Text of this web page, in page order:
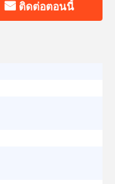
ติดต่อตอนนี้